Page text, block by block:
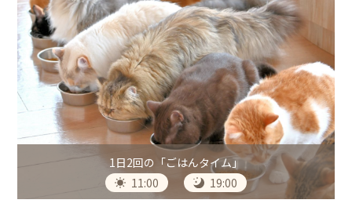
1日2回の「ごはんタイム」
11:00
19:00